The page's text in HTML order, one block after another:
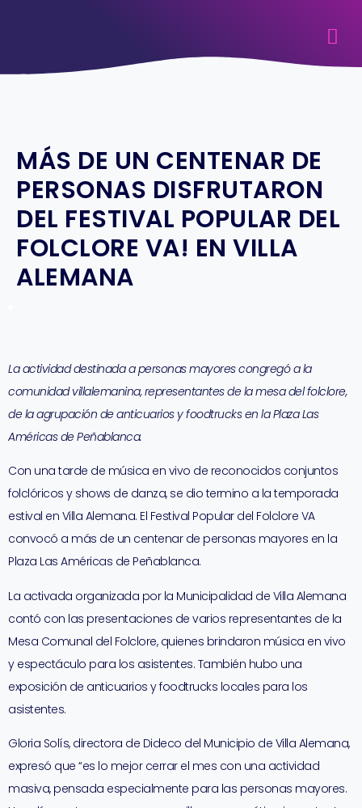
MÁS DE UN CENTENAR DE
PERSONAS DISFRUTARON
DEL FESTIVAL POPULAR DEL
FOLCLORE VA! EN VILLA
ALEMANA
La actividad destinada a personas mayores congregó a la
comunidad villalemanina, representantes de la mesa del folclore,
de la agrupación de anticuarios y foodtrucks en la Plaza Las
Américas de Peñablanca.
Con una tarde de música en vivo de reconocidos conjuntos
folclóricos y shows de danza, se dio termino a la temporada
estival en Villa Alemana. El Festival Popular del Folclore VA
convocó a más de un centenar de personas mayores en la
Plaza Las Américas de Peñablanca.
La activada organizada por la Municipalidad de Villa Alemana
contó con las presentaciones de varios representantes de la
Mesa Comunal del Folclore, quienes brindaron música en vivo
y espectáculo para los asistentes. También hubo una
exposición de anticuarios y foodtrucks locales para los
asistentes.
Gloria Solís, directora de Dideco del Municipio de Villa Alemana,
expresó que “es lo mejor cerrar el mes con una actividad
masiva, pensada especialmente para las personas mayores.